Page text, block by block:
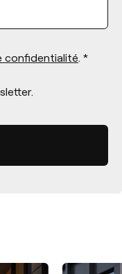
confidentialité. *